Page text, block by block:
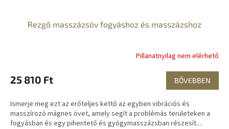
Rezgő masszázsöv fogyáshoz és masszázshoz
Pillanatnyilag nem elérhető
25 810 Ft BŐVEBBEN
Ismerje meg ezt az erőteljes kettő az egyben vibrációs és
masszírozó mágnes övet, amely segít a problémás területeken a
fogyásban és egy pihentető és gyógymasszázsban részesít....